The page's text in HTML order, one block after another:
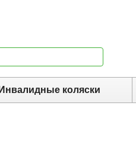
Инвалидные коляски